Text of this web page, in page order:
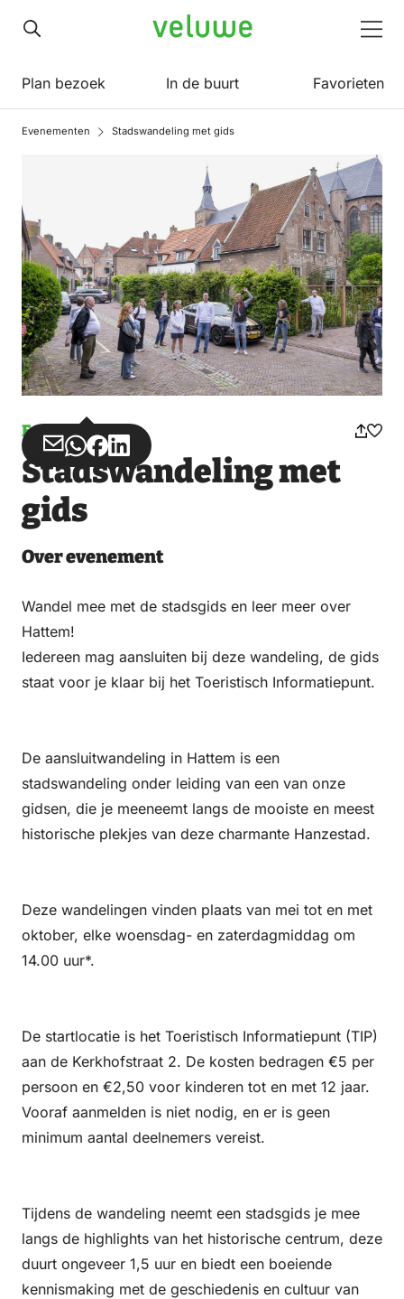
Veluwe
Plan bezoek In de buurt Favorieten
Evenementen Stadswandeling met gids
Evenement
Deel
via
Email
Deel
via
WhatsApp
Deel
op
Deel
op
Stadswandeling met
gids
Over evenement
Wandel mee met de stadsgids en leer meer over
Hattem!
Iedereen mag aansluiten bij deze wandeling, de gids
staat voor je klaar bij het Toeristisch Informatiepunt.
De aansluitwandeling in Hattem is een
stadswandeling onder leiding van een van onze
gidsen, die je meeneemt langs de mooiste en meest
historische plekjes van deze charmante Hanzestad.
Deze wandelingen vinden plaats van mei tot en met
oktober, elke woensdag- en zaterdagmiddag om
14.00 uur*.
De startlocatie is het Toeristisch Informatiepunt (TIP)
aan de Kerkhofstraat 2. De kosten bedragen €5 per
persoon en €2,50 voor kinderen tot en met 12 jaar.
Vooraf aanmelden is niet nodig, en er is geen
minimum aantal deelnemers vereist.
Tijdens de wandeling neemt een stadsgids je mee
langs de highlights van het historische centrum, deze
duurt ongeveer 1,5 uur en biedt een boeiende
kennismaking met de geschiedenis en cultuur van